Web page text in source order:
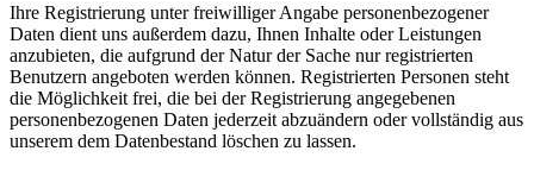
Ihre Registrierung unter freiwilliger Angabe personenbezogener
Daten dient uns außerdem dazu, Ihnen Inhalte oder Leistungen
anzubieten, die aufgrund der Natur der Sache nur registrierten
Benutzern angeboten werden können. Registrierten Personen steht
die Möglichkeit frei, die bei der Registrierung angegebenen
personenbezogenen Daten jederzeit abzuändern oder vollständig aus
unserem dem Datenbestand löschen zu lassen.